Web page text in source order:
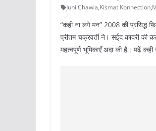
Juhi Chawla,Kismat Konnection,
“कही ना लगे मन” 2008 की प्रसिद्ध
प्रीतम चक्रवर्ती ने। सईद क़ादरी की
महत्वपूर्ण भूमिकाएँ अदा की हैं। पढ़ें